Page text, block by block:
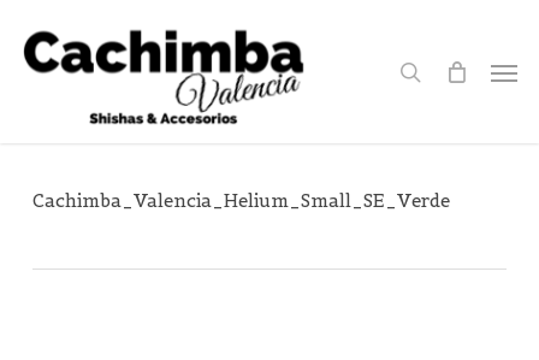
main
Cachimba_Valencia_Helium_Small_SE_Verde